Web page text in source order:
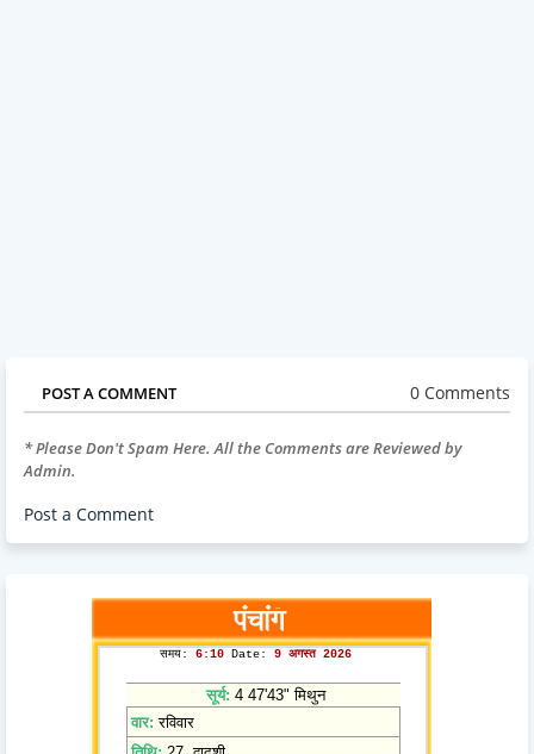
POST A COMMENT 0 Comments
* Please Don't Spam Here. All the Comments are Reviewed by
Admin.
Post a Comment